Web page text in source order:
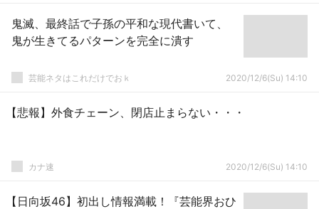
鬼滅、最終話で子孫の平和な現代書いて、
鬼が生きてるパターンを完全に潰す
芸能ネタはこれだけでおｋ 2020/12/6(Su) 14:10
【悲報】外食チェーン、閉店止まらない・・・
カナ速 2020/12/6(Su) 14:10
【日向坂46】初出し情報満載！『芸能界おひ